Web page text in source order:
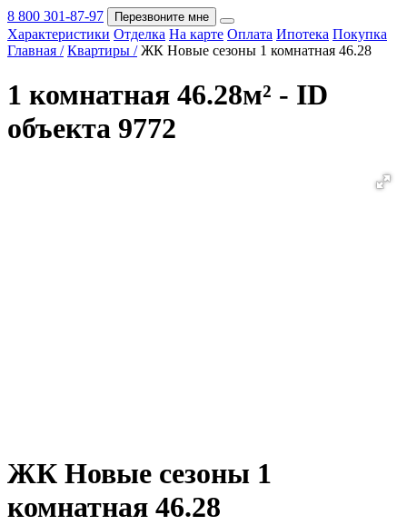
Покупка
8 800 301-87-97 Перезвоните мне
Характеристики Отделка На карте Оплата Ипотека Покупка
Главная / Квартиры / ЖК Новые сезоны 1 комнатная 46.28
1 комнатная 46.28м² - ID
объекта 9772
ЖК Новые сезоны 1
комнатная 46.28